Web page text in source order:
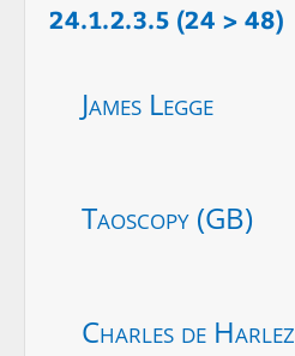
24.1.2.3.5 (24 > 48)
James Legge
Taoscopy (GB)
Charles de Harlez